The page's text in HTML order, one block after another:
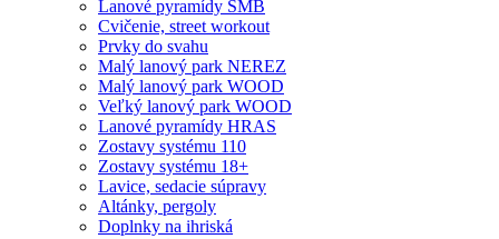
Lanové pyramídy SMB
Cvičenie, street workout
Prvky do svahu
Malý lanový park NEREZ
Malý lanový park WOOD
Veľký lanový park WOOD
Lanové pyramídy HRAS
Zostavy systému 110
Zostavy systému 18+
Lavice, sedacie súpravy
Altánky, pergoly
Doplnky na ihriská